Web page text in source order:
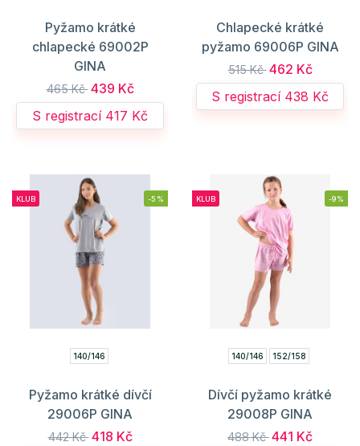
Pyžamo krátké
chlapecké 69002P
GINA
465 Kč 439 Kč
S registrací 417 Kč
Chlapecké krátké
pyžamo 69006P GINA
515 Kč 462 Kč
S registrací 438 Kč
KLUB -5%
140/146
Pyžamo krátké dívčí
29006P GINA
442 Kč 418 Kč
KLUB -9%
140/146 152/158
Dívčí pyžamo krátké
29008P GINA
488 Kč441 Kč